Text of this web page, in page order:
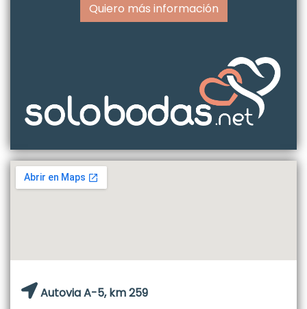
Quiero más información
Autovia A-5, km 259